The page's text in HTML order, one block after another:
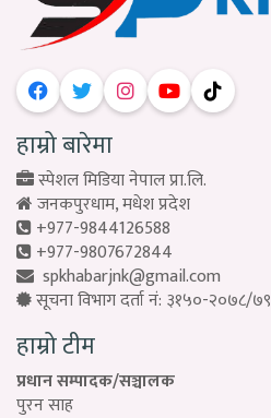
हाम्रो बारेमा
स्पेशल मिडिया नेपाल प्रा.लि.
जनकपुरधाम, मधेश प्रदेश
+977-9844126588
+977-9807672844
spkhabarjnk@gmail.com
सूचना विभाग दर्ता नं: ३१५०-२०७८/७९
हाम्रो टीम
प्रधान सम्पादक/सञ्चालक
पुरन साह